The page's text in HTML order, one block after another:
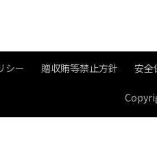
シー 贈収賄等禁止方針 安全